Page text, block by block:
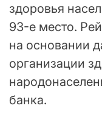
здоровья
93-е место.
на основании
организации
банка.